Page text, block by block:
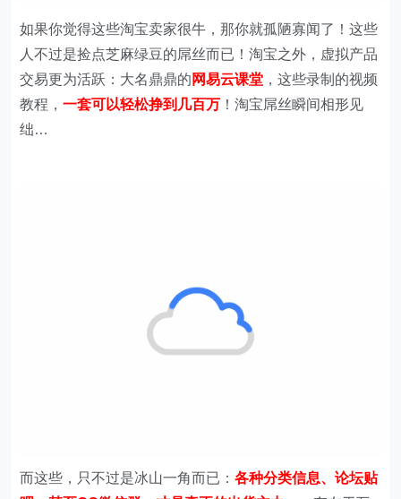
如果你觉得这些淘宝卖家很牛，那你就孤陋寡闻了！这些
人不过是捡点芝麻绿豆的屌丝而已！淘宝之外，虚拟产品
交易更为活跃：大名鼎鼎的 网易云课堂 ，这些录制的视频
教程，一套可以轻松挣到几百万 ！淘宝屌丝瞬间相形见
绌…
而这些，只不过是冰山一角而已：各种分类信息、论坛贴